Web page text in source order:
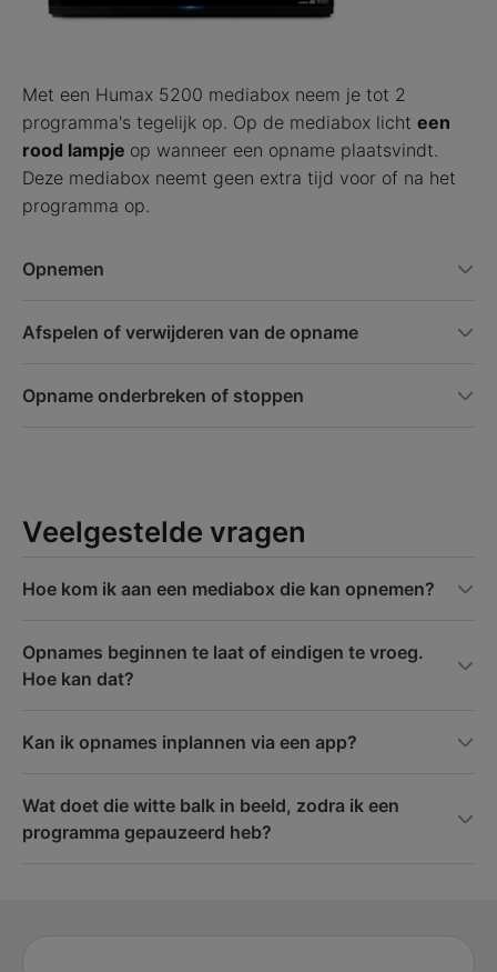
Met een Humax 5200 mediabox neem je tot 2
programma's tegelijk op. Op de mediabox licht een
rood lampje op wanneer een opname plaatsvindt.
Deze mediabox neemt geen extra tijd voor of na het
programma op.
Opnemen
Afspelen of verwijderen van de opname
Opname onderbreken of stoppen
Veelgestelde vragen
Hoe kom ik aan een mediabox die kan opnemen?
Opnames beginnen te laat of eindigen te vroeg.
Hoe kan dat?
Kan ik opnames inplannen via een app?
Wat doet die witte balk in beeld, zodra ik een
programma gepauzeerd heb?